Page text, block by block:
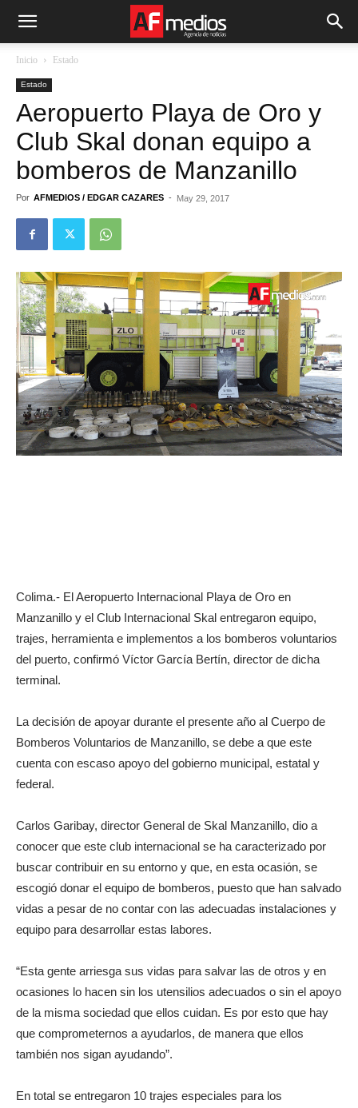
Inicio Estado
Estado
Aeropuerto Playa de Oro y
Club Skal donan equipo a
bomberos de Manzanillo
Por AFMEDIOS / EDGAR CAZARES - May 29, 2017
Colima.- El Aeropuerto Internacional Playa de Oro en
Manzanillo y el Club Internacional Skal entregaron equipo,
trajes, herramienta e implementos a los bomberos voluntarios
del puerto, confirmó Víctor García Bertín, director de dicha
terminal.
La decisión de apoyar durante el presente año al Cuerpo de
Bomberos Voluntarios de Manzanillo, se debe a que este
cuenta con escaso apoyo del gobierno municipal, estatal y
federal.
Carlos Garibay, director General de Skal Manzanillo, dio a
conocer que este club internacional se ha caracterizado por
buscar contribuir en su entorno y que, en esta ocasión, se
escogió donar el equipo de bomberos, puesto que han salvado
vidas a pesar de no contar con las adecuadas instalaciones y
equipo para desarrollar estas labores.
“Esta gente arriesga sus vidas para salvar las de otros y en
ocasiones lo hacen sin los utensilios adecuados o sin el apoyo
de la misma sociedad que ellos cuidan. Es por esto que hay
que comprometernos a ayudarlos, de manera que ellos
también nos sigan ayudando”.
En total se entregaron 10 trajes especiales para los